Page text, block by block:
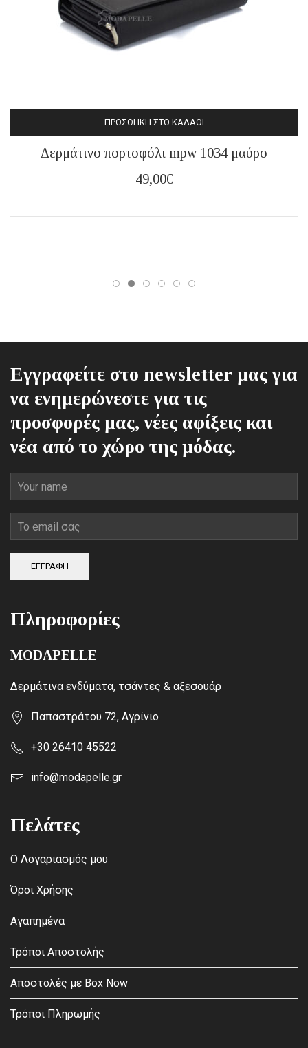
ΠΡΟΣΘΉΚΗ ΣΤΟ ΚΑΛΆΘΙ
Δερμάτινο πορτοφόλι mpw 1034 μαύρο
49,00€
Εγγραφείτε στο newsletter μας για
να ενημερώνεστε για τις
προσφορές μας, νέες αφίξεις και
νέα από το χώρο της μόδας.
ΕΓΓΡΑΦΗ
Πληροφορίες
MODAPELLE
Δερμάτινα ενδύματα, τσάντες & αξεσουάρ
Παπαστράτου 72, Αγρίνιο
+30 26410 45522
info@modapelle.gr
Πελάτες
Ο Λογαριασμός μου
Όροι Χρήσης
Αγαπημένα
Τρόποι Αποστολής
Αποστολές με Box Now
Τρόποι Πληρωμής